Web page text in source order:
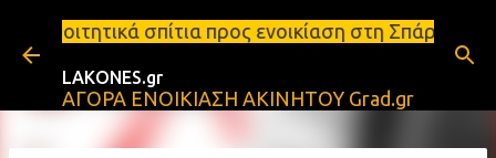
Μετάβαση στο κύριο περιεχόμενο
προς ενοικίαση στη Σπάρτη Ενοικιάσεις
LAKONES.gr
ΑΓΟΡΑ ΕΝΟΙΚΙΑΣΗ ΑΚΙΝΗΤΟΥ Grad.gr